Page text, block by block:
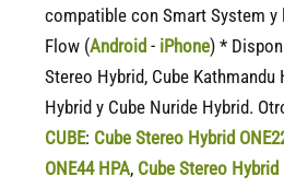
compatible con Smart System y
Flow (Android - iPhone) *
Stereo Hybrid, Cube Kathmandu
Hybrid y Cube Nuride Hybrid.
CUBE: Cube Stereo Hybrid
ONE44 HPA, Cube Stereo Hybrid